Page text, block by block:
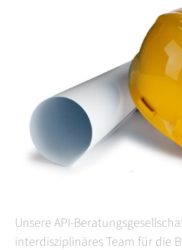
Unsere API-
interdisziplinäres Team für die